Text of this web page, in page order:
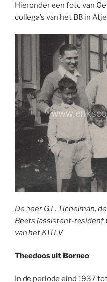
Hieronder een foto van
collega’s van het BB in
De heer G.L. Tichelman,
Beets (assistent-resident
van het KITLV
Theedoos uit Borneo
In de periode eind 1937